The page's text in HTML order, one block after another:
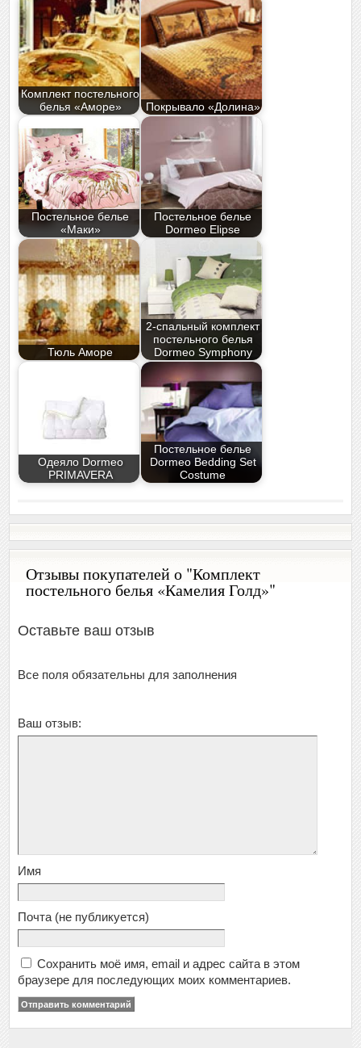
Комплект постельного
белья «Аморе»
Покрывало «Долина»
Постельное белье
«Маки»
Постельное белье
Dormeo Elipse
Тюль Аморе
2-спальный комплект
постельного белья
Dormeo Symphony
Одеяло Dormeo
PRIMAVERA
Постельное белье
Dormeo Bedding Set
Costume
Отзывы покупателей о "Комплект
постельного белья «Камелия Голд»"
Оставьте ваш отзыв
Все поля обязательны для заполнения
Ваш отзыв:
Имя
Почта (не публикуется)
Сохранить моё имя, email и адрес сайта в этом
браузере для последующих моих комментариев.